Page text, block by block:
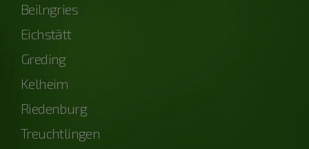
Beilngries
Eichstätt
Greding
Kelheim
Riedenburg
Treuchtlingen